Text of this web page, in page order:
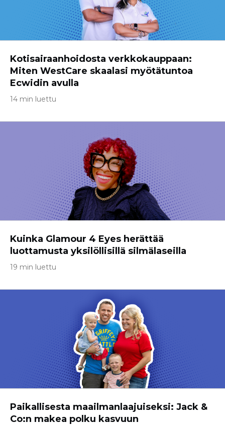
Kotisairaanhoidosta verkkokauppaan:
Miten WestCare skaalasi myötätuntoa
Ecwidin avulla
14 min luettu
Kuinka Glamour 4 Eyes herättää
luottamusta yksilöllisillä silmälaseilla
19 min luettu
Paikallisesta maailmanlaajuiseksi: Jack &
Co:n makea polku kasvuun